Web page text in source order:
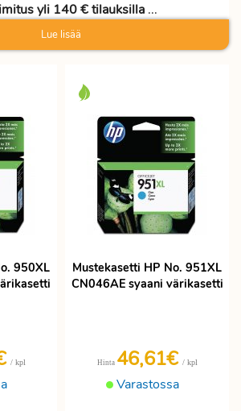
yli 140 € tilauksilla ...
Lue lisää
950XL
/ kpl
Mustekasetti HP No. 951XL
CN046AE syaani värikasetti
Varastossa
Hinta 46,61€ / kpl